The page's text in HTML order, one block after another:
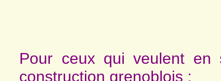
Pour ceux qui veulent en
construction grenoblois :